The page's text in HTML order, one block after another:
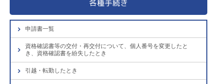
各種手続き
申請書一覧
資格確認書等の交付・再交付について、個人番号を変更したと
き、資格確認書を紛失したとき
引越・転勤したとき